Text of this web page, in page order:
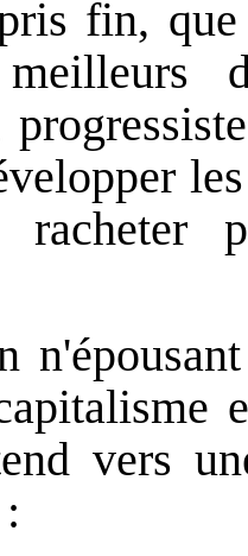
fin,
racheter
vers